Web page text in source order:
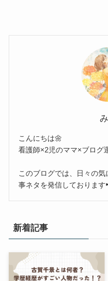
こんにちは🌼
看護師×2児のママ×ブログ
このブログでは、日々の
事ネタを発信しております
新着記事